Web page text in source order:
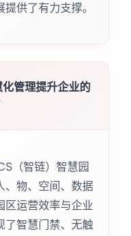
供了有力支撑。
管理提升企业的
（智链）智慧园
、物、空间、数据
区运营效率与企业
了智慧门禁、无触